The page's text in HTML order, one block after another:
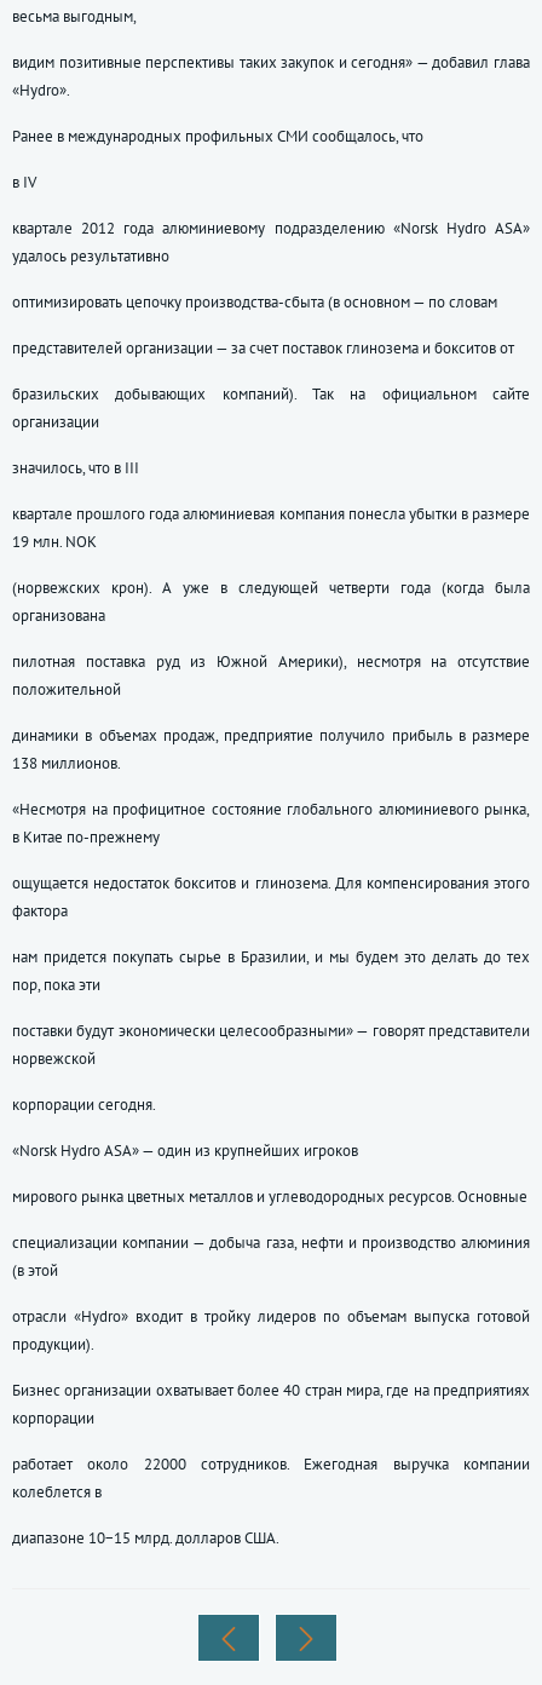
весьма выгодным,
видим позитивные перспективы таких закупок и сегодня» — добавил глава
«Hydro».
Ранее в международных профильных СМИ сообщалось, что
в IV
квартале 2012 года алюминиевому подразделению «Norsk Hydro ASA»
удалось результативно
оптимизировать цепочку производства-сбыта (в основном — по словам
представителей организации — за счет поставок глинозема и бокситов от
бразильских добывающих компаний). Так на официальном сайте
организации
значилось, что в III
квартале прошлого года алюминиевая компания понесла убытки в размере
19 млн. NOK
(норвежских крон). А уже в следующей четверти года (когда была
организована
пилотная поставка руд из Южной Америки), несмотря на отсутствие
положительной
динамики в объемах продаж, предприятие получило прибыль в размере
138 миллионов.
«Несмотря на профицитное состояние глобального алюминиевого рынка,
в Китае по-прежнему
ощущается недостаток бокситов и глинозема. Для компенсирования этого
фактора
нам придется покупать сырье в Бразилии, и мы будем это делать до тех
пор, пока эти
поставки будут экономически целесообразными» — говорят представители
норвежской
корпорации сегодня.
«Norsk Hydro ASA» — один из крупнейших игроков
мирового рынка цветных металлов и углеводородных ресурсов. Основные
специализации компании — добыча газа, нефти и производство алюминия
(в этой
отрасли «Hydro» входит в тройку лидеров по объемам выпуска готовой
продукции).
Бизнес организации охватывает более 40 стран мира, где на предприятиях
корпорации
работает около 22000 сотрудников. Ежегодная выручка компании
колеблется в
диапазоне 10−15 млрд. долларов США.